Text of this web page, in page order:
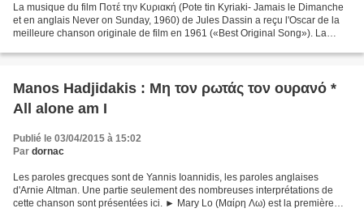
La musique du film Ποτέ την Κυριακή (Pote tin Kyriaki- Jamais le Dimanche
et en anglais Never on Sunday, 1960) de Jules Dassin a reçu l'Oscar de la
meilleure chanson originale de film en 1961 («Best Original Song»). La
Manos Hadjidakis : Μη τον ρωτάς τον ουρανό *
All alone am I
Publié le 03/04/2015 à 15:02
Par dornac
Les paroles grecques sont de Yannis Ioannidis, les paroles anglaises
d'Arnie Altman. Une partie seulement des nombreuses interprétations de
cette chanson sont présentées ici. ► Mary Lo (Μαίρη Λω) est la première